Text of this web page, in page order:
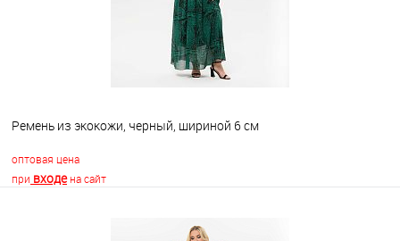
Ремень из экокожи, черный, шириной 6 см
оптовая цена
при входена сайт
В корзину